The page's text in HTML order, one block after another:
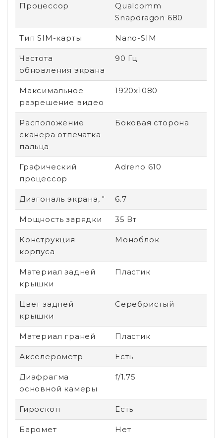
Процессор
Qualcomm
Snapdragon 680
Тип SIM-карты Nano-SIM
Частота
обновления экрана
90 Гц
Максимальное
разрешение видео
1920x1080
Расположение
сканера отпечатка
пальца
Боковая сторона
Графический
процессор
Adreno 610
Диагональ экрана, " 6.7
Мощность зарядки 35 Вт
Конструкция
корпуса
Моноблок
Материал задней
крышки
Пластик
Цвет задней
крышки
Серебристый
Материал граней Пластик
Акселерометр Есть
Диафрагма
основной камеры
f/1.75
Гироскоп Есть
Баромет Нет